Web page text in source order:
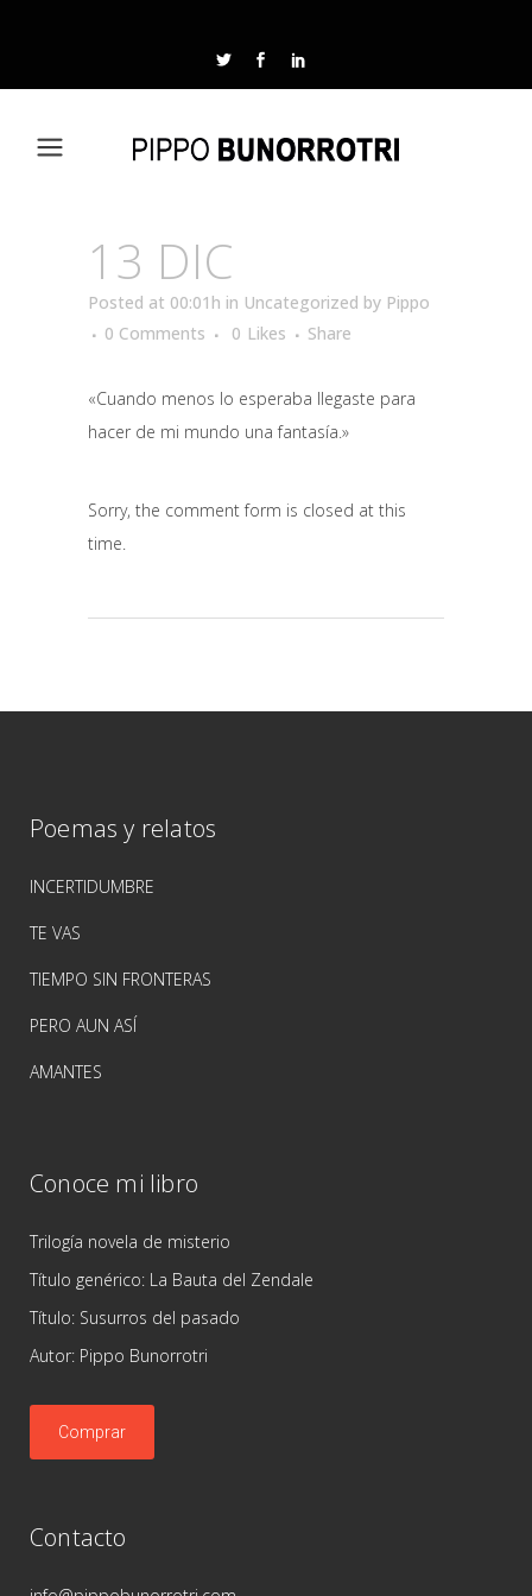
13 DIC
Posted at 00:01h in Uncategorized by Pippo
0 Comments
0 Likes Share
«Cuando menos lo esperaba llegaste para
hacer de mi mundo una fantasía.»
Sorry, the comment form is closed at this
time.
Poemas y relatos
INCERTIDUMBRE
TE VAS
TIEMPO SIN FRONTERAS
PERO AUN ASÍ
AMANTES
Conoce mi libro
Trilogía novela de misterio
Título genérico: La Bauta del Zendale
Título: Susurros del pasado
Autor: Pippo Bunorrotri
Comprar
Contacto